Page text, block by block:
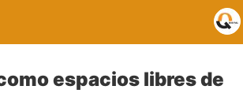
espacios libres de